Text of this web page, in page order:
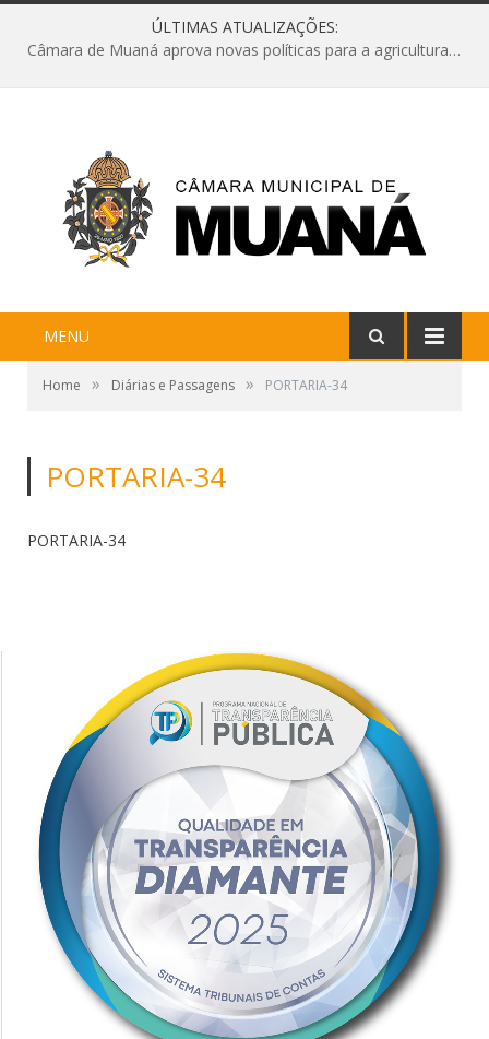
ÚLTIMAS ATUALIZAÇÕES:
Câmara de Muaná aprova novas políticas para a agricultura e solicita reforma da Ponte do Reduto
MENU
Home » Diárias e Passagens » PORTARIA-34
PORTARIA-34
PORTARIA-34